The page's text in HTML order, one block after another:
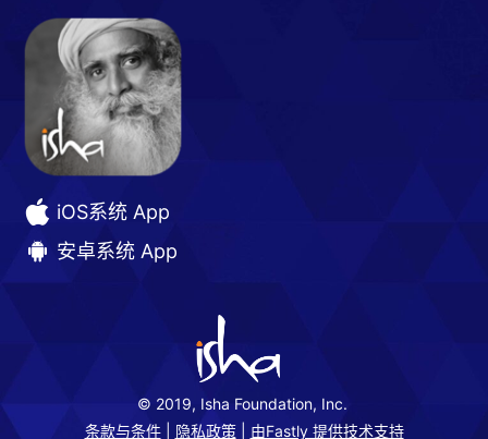
iOS系统 App
安卓系统 App
© 2019, Isha Foundation, Inc.
条款与条件| 隐私政策| 由Fastly 提供技术支持